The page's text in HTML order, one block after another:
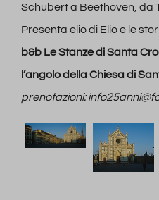
Schubert a Beethoven, da
Presenta elio di Elio e le
b&b Le Stanze di Santa
l’angolo della Chiesa di
prenotazioni: